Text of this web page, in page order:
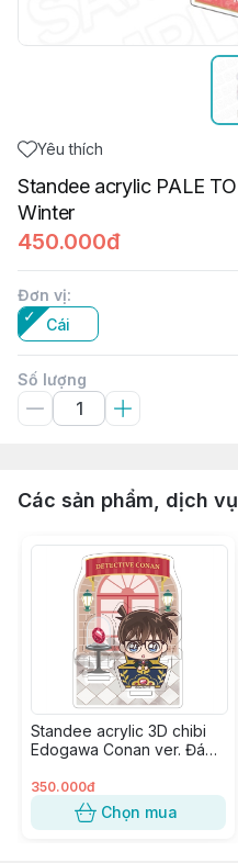
Yêu thích
Standee acrylic PALE
Winter
450.000đ
Đơn vị:
Cái
Số lượng
Các sản phẩm, dịch
Standee acrylic 3D chibi
Edogawa Conan ver. Đá
350.000đ
Chọn mua